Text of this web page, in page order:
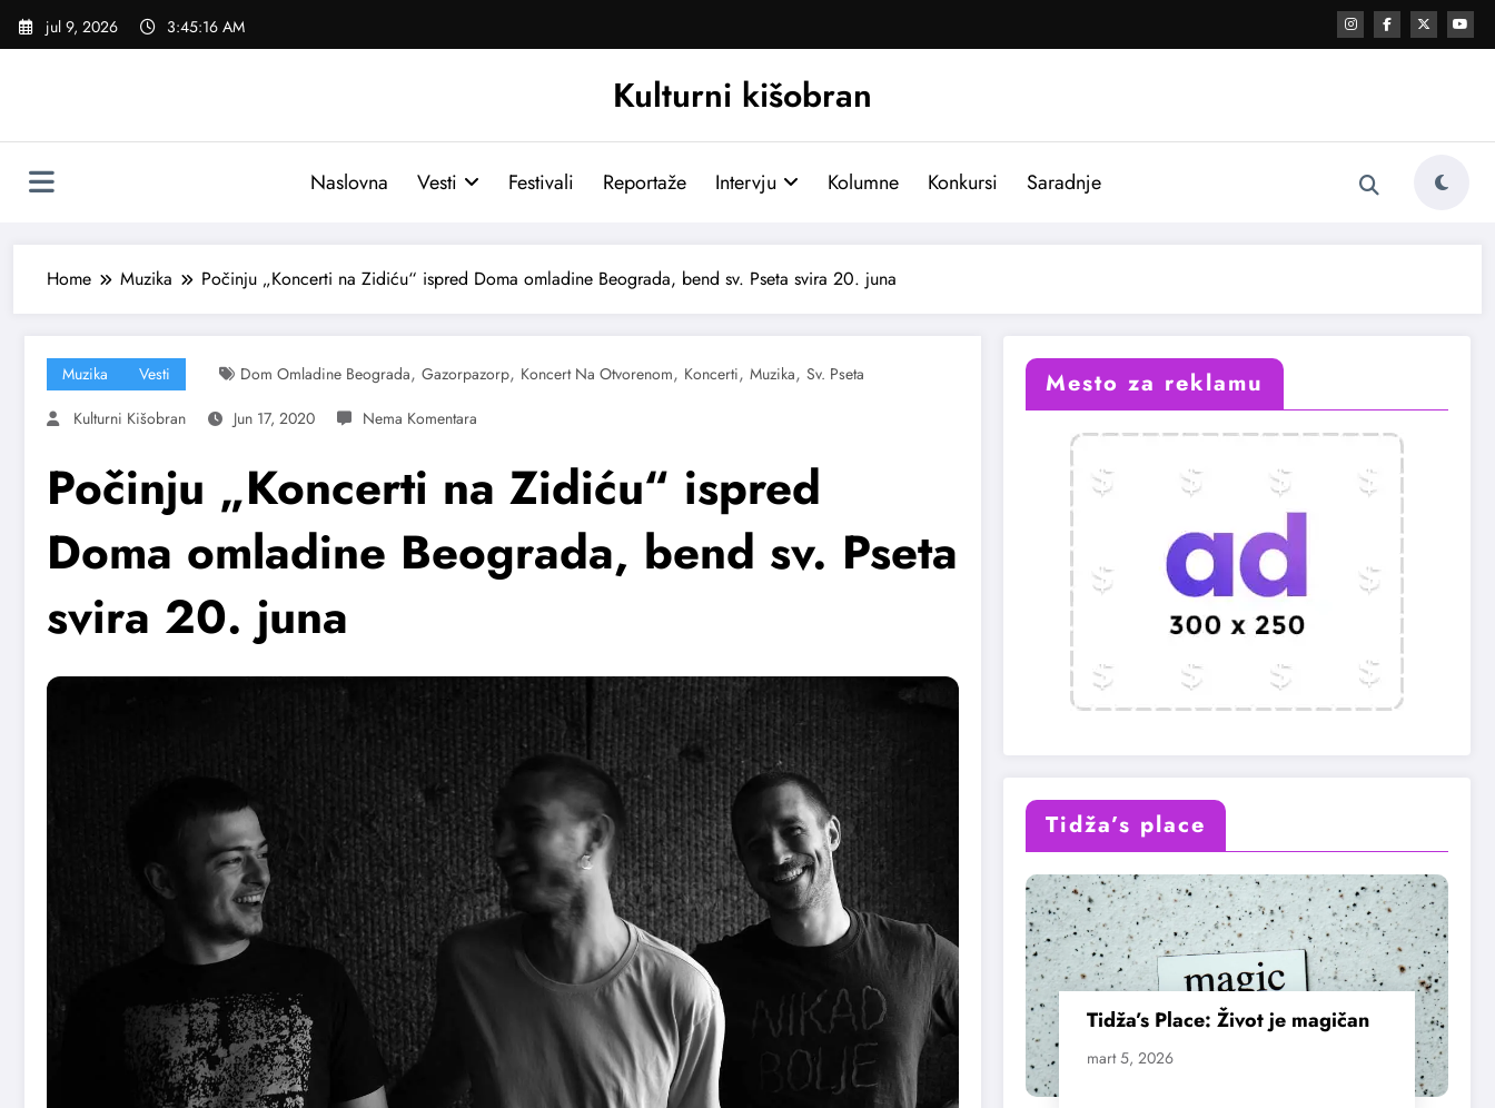
Skoči
jul 9, 2026 3:45:16 AM
Kulturni kišobran
Naslovna Vesti Festivali Reportaže Intervju Kolumne Konkursi Saradnje
Home Muzika Počinju „Koncerti na Zidiću“ ispred Doma omladine Beograda, bend sv. Pseta svira 20. juna
Muzika Vesti Dom Omladine Beograda, Gazorpazorp, Koncert Na Otvorenom, Koncerti, Muzika, Sv. Pseta
Kulturni Kišobran
Jun 17, 2020
Počinju „Koncerti na Zidiću“ ispred
Doma omladine Beograda, bend sv. Pseta
svira 20. juna
Mesto za reklamu
Tidža’s place
Tidža’s Place: Život je magičan
mart 5, 2026